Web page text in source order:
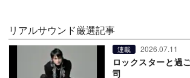
リアルサウンド厳選記事
連載 2026.07.11
ロックスターと過
司